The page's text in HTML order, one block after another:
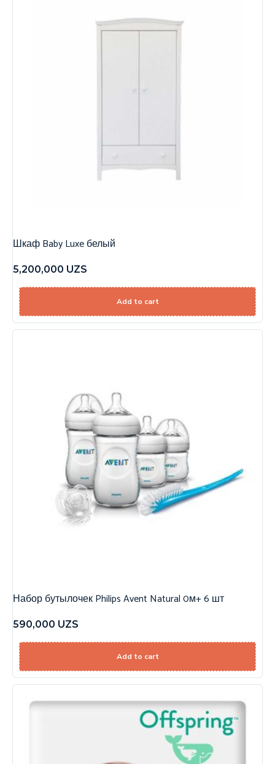
Шкаф Baby Luxe белый
5,200,000 UZS
Add to cart
Набор бутылочек Philips Avent Natural 0м+ 6 шт
590,000 UZS
Add to cart